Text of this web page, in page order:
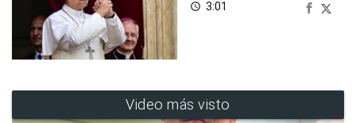
access_time 3:01
Video más visto